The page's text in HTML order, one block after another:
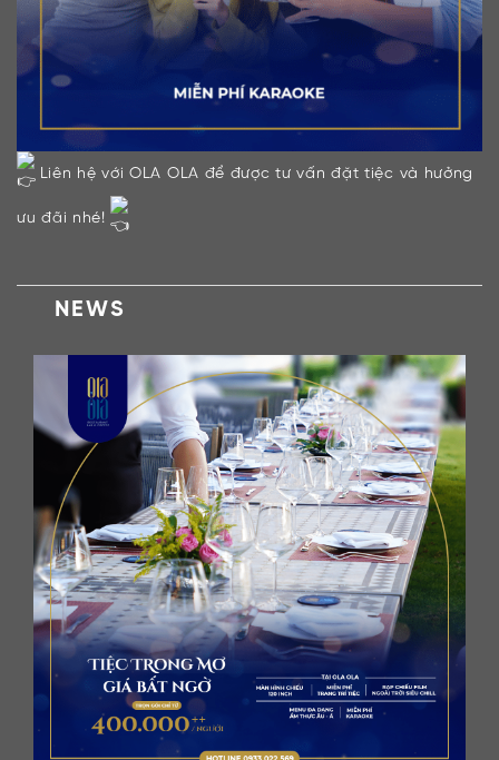
Liên hệ với OLA OLA để được tư vấn đặt tiệc và hưởng
ưu đãi nhé!
NEWS